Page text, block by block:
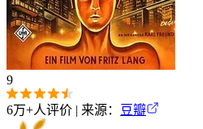
9
6万+人评价 | 来源： 豆瓣